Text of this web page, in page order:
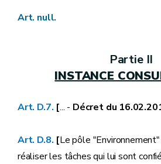
Art. null.
Partie II
INSTANCE
Art. D.7. [... - Décret du
Art. D.8. [Le pôle
réaliser les tâches qui lui sont